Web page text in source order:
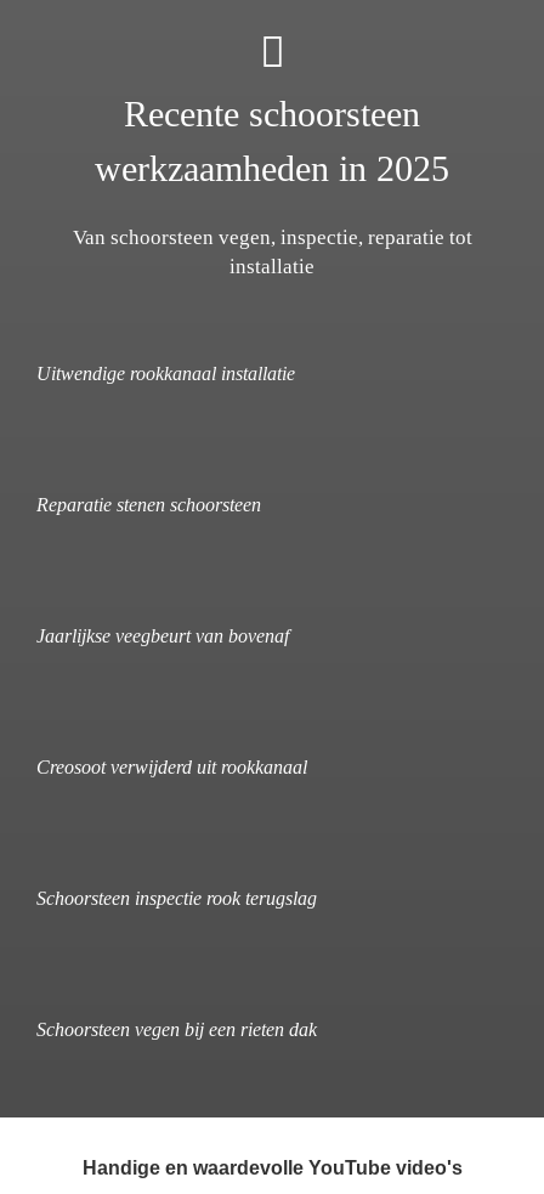
Recente schoorsteen
werkzaamheden in 2025
Van schoorsteen vegen, inspectie, reparatie tot
installatie
Uitwendige rookkanaal installatie
Reparatie stenen schoorsteen
Jaarlijkse veegbeurt van bovenaf
Creosoot verwijderd uit rookkanaal
Schoorsteen inspectie rook terugslag
Schoorsteen vegen bij een rieten dak
Handige en waardevolle YouTube video's